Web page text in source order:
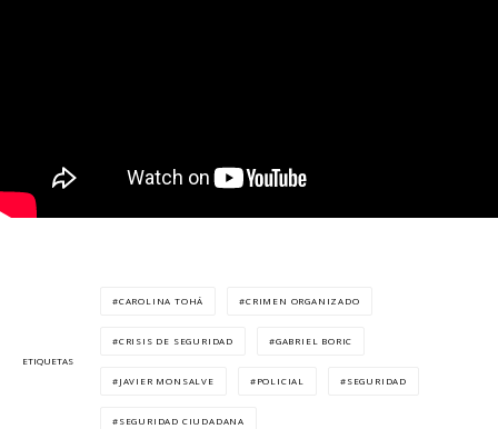
ETIQUETAS
CAROLINA TOHÁ CRIMEN ORGANIZADO
CRISIS DE SEGURIDAD GABRIEL BORIC
JAVIER MONSALVE POLICIAL SEGURIDAD
SEGURIDAD CIUDADANA